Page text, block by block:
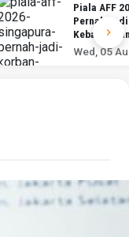
Piala AFF
Pernah
Indonesia
Wed, 05